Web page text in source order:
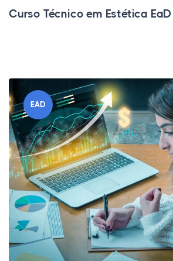
Curso Técnico em Estética EaD
EAD